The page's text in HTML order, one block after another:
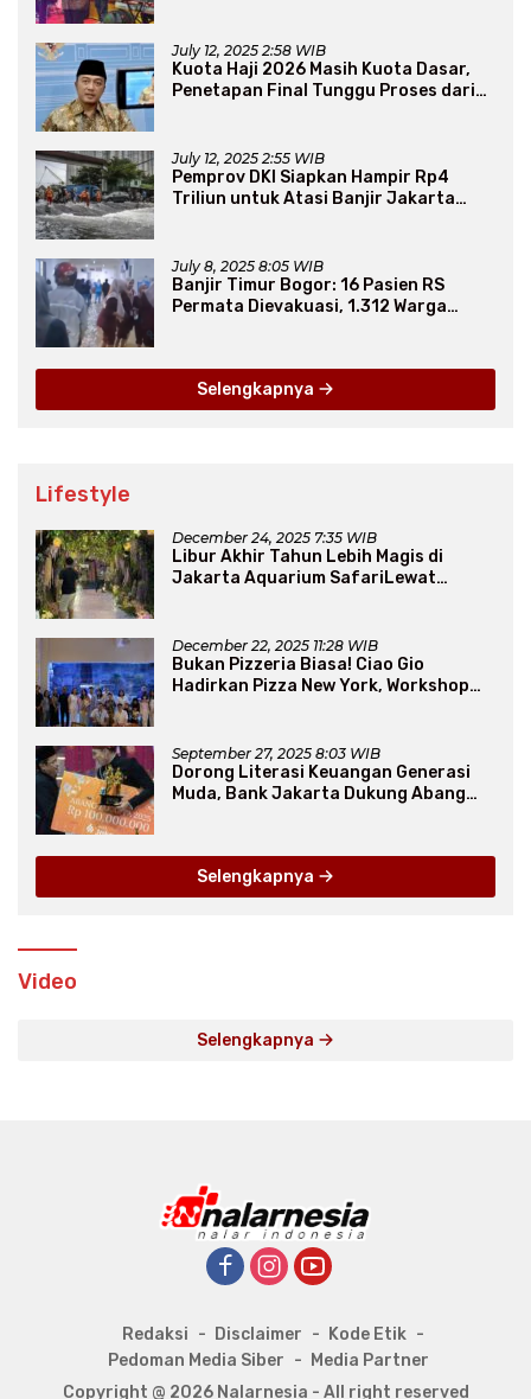
July 12, 2025 2:58 WIB
Kuota Haji 2026 Masih Kuota Dasar,
Penetapan Final Tunggu Proses dari
July 12, 2025 2:55 WIB
Pemprov DKI Siapkan Hampir Rp4
Triliun untuk Atasi Banjir Jakarta
July 8, 2025 8:05 WIB
Banjir Timur Bogor: 16 Pasien RS
Permata Dievakuasi, 1.312 Warga
Selengkapnya
Lifestyle
December 24, 2025 7:35 WIB
Libur Akhir Tahun Lebih Magis di
Jakarta Aquarium SafariLewat
December 22, 2025 11:28 WIB
Bukan Pizzeria Biasa! Ciao Gio
Hadirkan Pizza New York, Workshop
September 27, 2025 8:03 WIB
Dorong Literasi Keuangan Generasi
Muda, Bank Jakarta Dukung Abang
Selengkapnya
Video
Selengkapnya
Redaksi Disclaimer
Kode Etik
Pedoman Media Siber
Media Partner
Copyright @ 2026 Nalarnesia - All right reserved